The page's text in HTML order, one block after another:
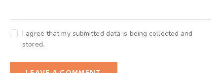
I agree that my submitted data is being collected and
stored.